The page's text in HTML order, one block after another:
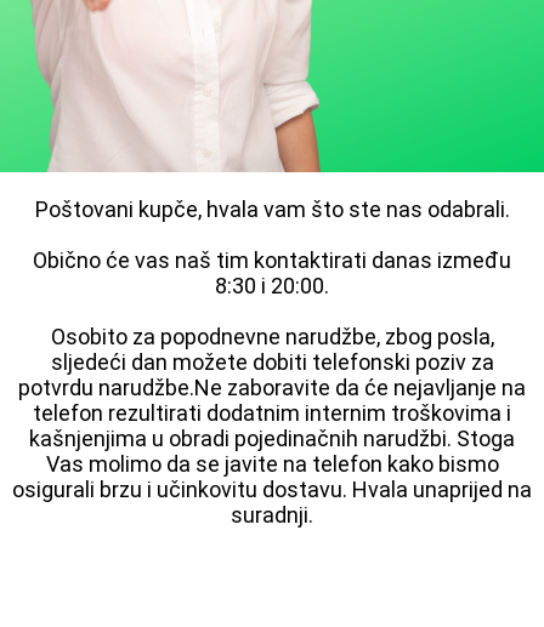
Poštovani kupče, hvala vam što ste nas odabrali.
Obično će vas naš tim kontaktirati danas između
8:30 i 20:00.
Osobito za popodnevne narudžbe, zbog posla,
sljedeći dan možete dobiti telefonski poziv za
potvrdu narudžbe.Ne zaboravite da će nejavljanje na
telefon rezultirati dodatnim internim troškovima i
kašnjenjima u obradi pojedinačnih narudžbi. Stoga
Vas molimo da se javite na telefon kako bismo
osigurali brzu i učinkovitu dostavu. Hvala unaprijed na
suradnji.